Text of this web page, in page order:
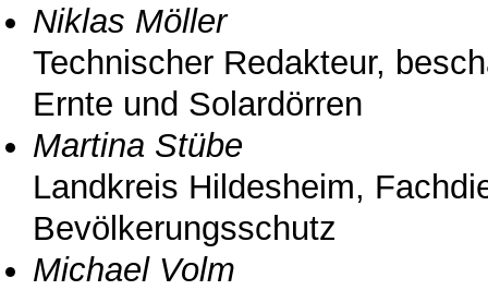
Niklas Möller
Technischer Redakteur,
Ernte und Solardörren
Martina Stübe
Landkreis Hildesheim,
Bevölkerungsschutz
Michael Volm